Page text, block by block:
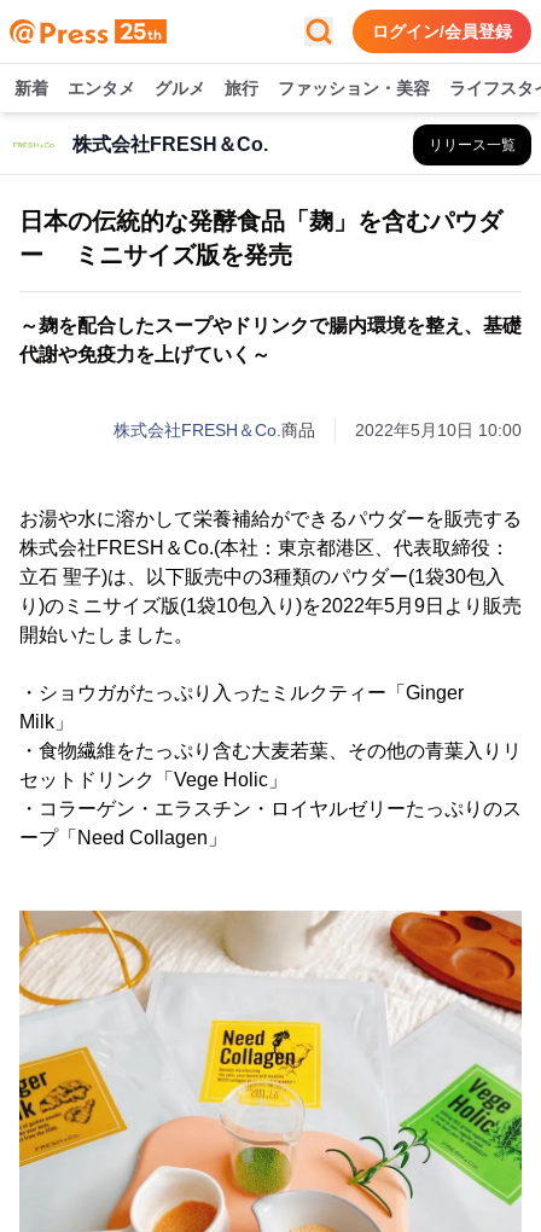
ログイン/会員登録
新着 エンタメ グルメ 旅行 ファッション・美容 ライフスタ
株式会社FRESH＆Co. リリース一覧
日本の伝統的な発酵食品「麹」を含むパウダ
ー ミニサイズ版を発売
～麹を配合したスープやドリンクで腸内環境を整え、基礎
代謝や免疫力を上げていく～
株式会社FRESH＆Co. 商品 2022年5月10日 10:00
お湯や水に溶かして栄養補給ができるパウダーを販売する
株式会社FRESH＆Co.(本社：東京都港区、代表取締役：
立石 聖子)は、以下販売中の3種類のパウダー(1袋30包入
り)のミニサイズ版(1袋10包入り)を2022年5月9日より販売
開始いたしました。
・ショウガがたっぷり入ったミルクティー「Ginger
Milk」
・食物繊維をたっぷり含む大麦若葉、その他の青葉入りリ
セットドリンク「Vege Holic」
・コラーゲン・エラスチン・ロイヤルゼリーたっぷりのス
ープ「Need Collagen」